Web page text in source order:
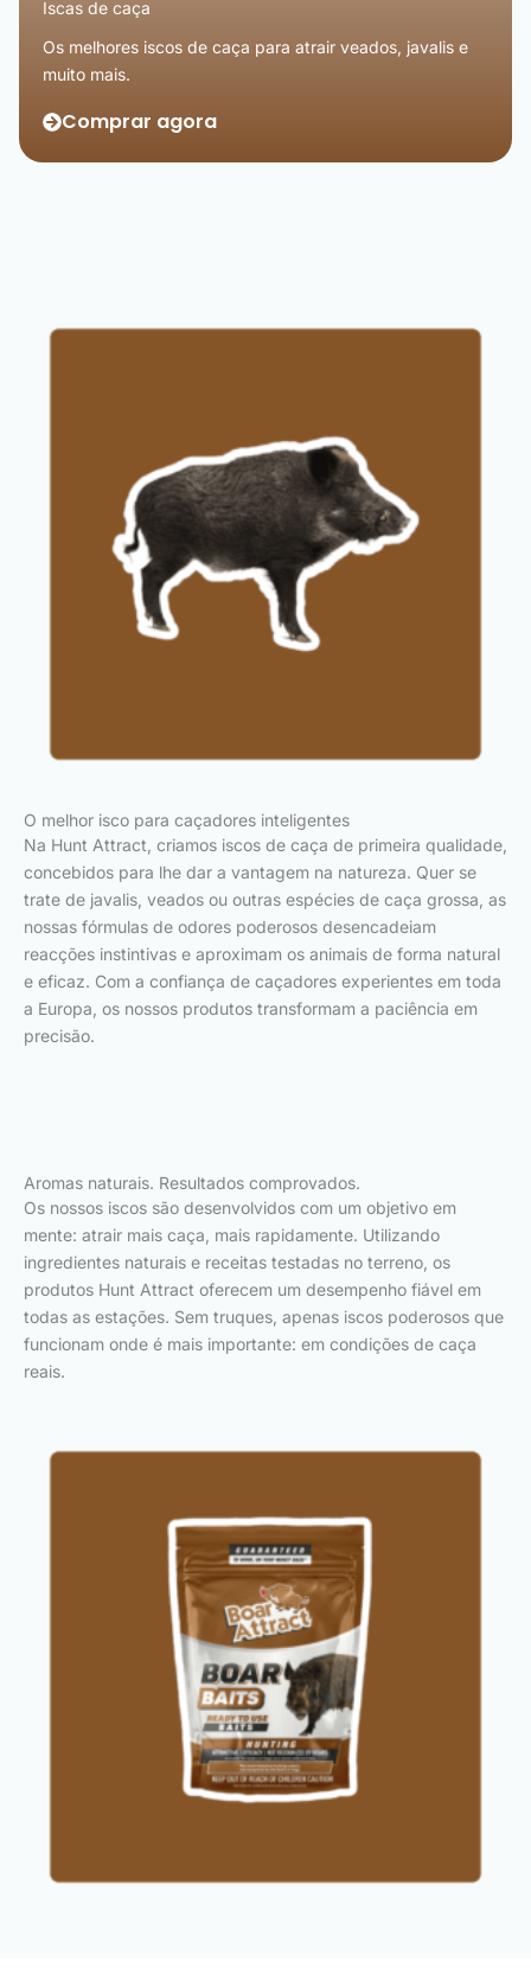
Iscas de caça
Os melhores iscos de caça para atrair veados, javalis e
muito mais.
Comprar agora
O melhor isco para caçadores inteligentes
Na Hunt Attract, criamos iscos de caça de primeira qualidade,
concebidos para lhe dar a vantagem na natureza. Quer se
trate de javalis, veados ou outras espécies de caça grossa, as
nossas fórmulas de odores poderosos desencadeiam
reacções instintivas e aproximam os animais de forma natural
e eficaz. Com a confiança de caçadores experientes em toda
a Europa, os nossos produtos transformam a paciência em
precisão.
Aromas naturais. Resultados comprovados.
Os nossos iscos são desenvolvidos com um objetivo em
mente: atrair mais caça, mais rapidamente. Utilizando
ingredientes naturais e receitas testadas no terreno, os
produtos Hunt Attract oferecem um desempenho fiável em
todas as estações. Sem truques, apenas iscos poderosos que
funcionam onde é mais importante: em condições de caça
reais.